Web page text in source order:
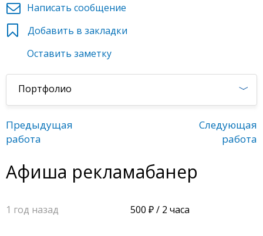
Написать сообщение
Добавить в закладки
Оставить заметку
Портфолио
Предыдущая
работа
Следующая
работа
Афиша рекламабанер
1 год назад 500 / 2 часа